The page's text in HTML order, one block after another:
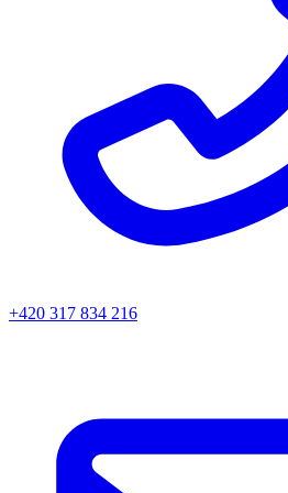
+420 317 834 216